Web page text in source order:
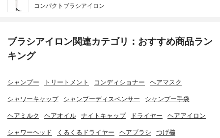
コンパクトブラシアイロン
ブラシアイロン関連カテゴリ：おすすめ商品ラン
キング
シャンプー トリートメント コンディショナー ヘアマスク
シャワーキャップ シャンプーディスペンサー シャンプー手袋
ヘアミルク ヘアオイル ナイトキャップ ドライヤー ヘアアイロン
シャワーヘッド くるくるドライヤー ヘアブラシ つげ櫛